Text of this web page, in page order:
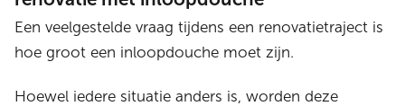
Een veelgestelde vraag tijdens een renovatietraject is
hoe groot een inloopdouche moet zijn.
Hoewel iedere situatie anders is, worden deze